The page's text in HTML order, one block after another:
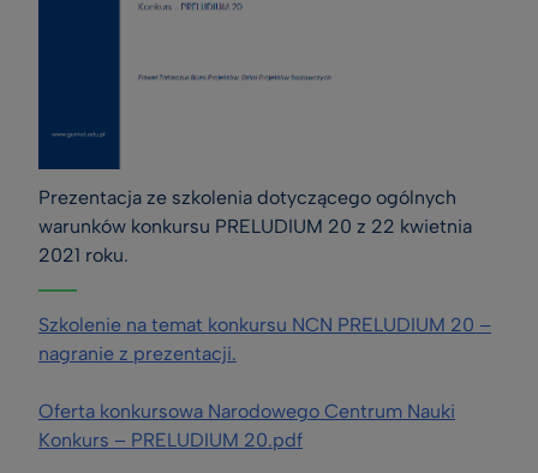
Prezentacja ze szkolenia dotyczącego ogólnych
warunków konkursu PRELUDIUM 20 z 22 kwietnia
2021 roku.
Szkolenie na temat konkursu NCN PRELUDIUM 20 –
nagranie z prezentacji.
Oferta konkursowa Narodowego Centrum Nauki
Konkurs – PRELUDIUM 20.pdf